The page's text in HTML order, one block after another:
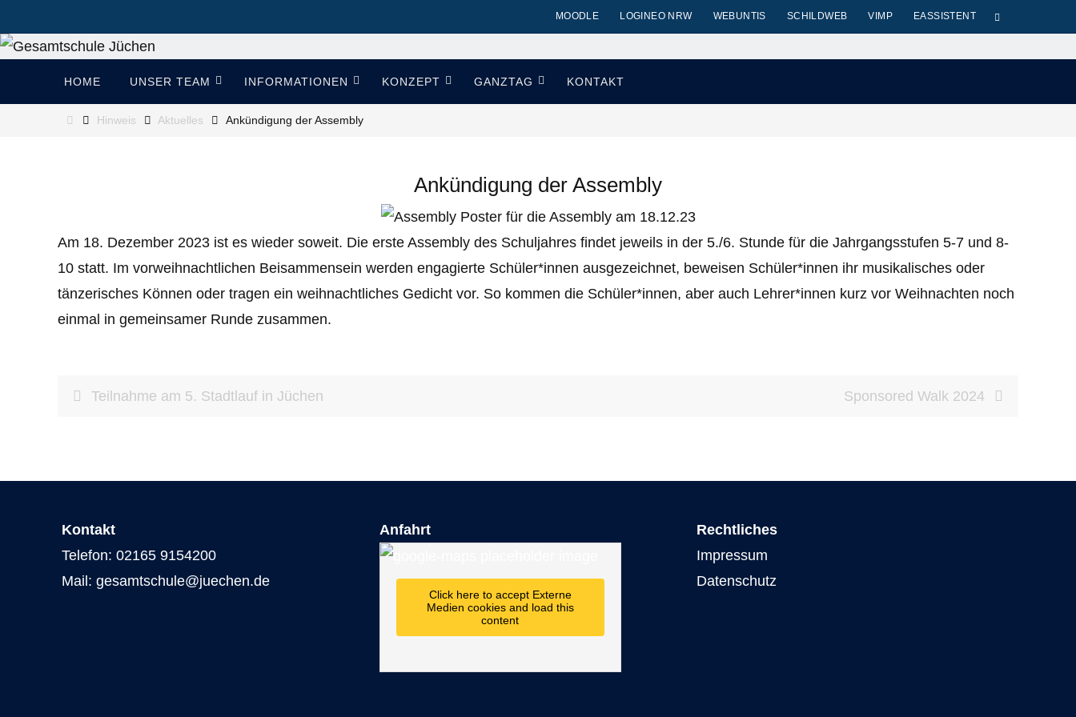
Inhalt
springen
MOODLE LOGINEO NRW WEBUNTIS SCHILDWEB VIMP EASSISTENT
springen
HOME UNSER TEAM INFORMATIONEN KONZEPT GANZTAG KONTAKT
StartHinweis Aktuelles Ankündigung der Assembly
Ankündigung der Assembly
Am 18. Dezember 2023 ist es wieder soweit. Die erste Assembly des Schuljahres findet jeweils in der 5./6. Stunde für die Jahrgangsstufen 5-7 und 8-
10 statt. Im vorweihnachtlichen Beisammensein werden engagierte Schüler*innen ausgezeichnet, beweisen Schüler*innen ihr musikalisches oder
tänzerisches Können oder tragen ein weihnachtliches Gedicht vor. So kommen die Schüler*innen, aber auch Lehrer*innen kurz vor Weihnachten noch
einmal in gemeinsamer Runde zusammen.
Teilnahme am 5. Stadtlauf in Jüchen Sponsored Walk 2024
Kontakt
Telefon: 02165 9154200
Mail: gesamtschule@juechen.de
Anfahrt
Click here to accept Externe
Medien cookies and load this
content
Rechtliches
Impressum
Datenschutz